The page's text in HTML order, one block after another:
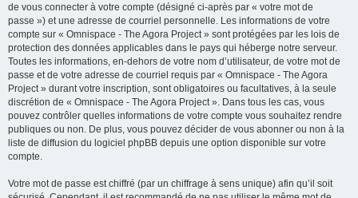
de vous connecter à votre compte (désigné ci-après par « votre mot de
passe ») et une adresse de courriel personnelle. Les informations de votre
compte sur « Omnispace - The Agora Project » sont protégées par les lois de
protection des données applicables dans le pays qui héberge notre serveur.
Toutes les informations, en-dehors de votre nom d’utilisateur, de votre mot de
passe et de votre adresse de courriel requis par « Omnispace - The Agora
Project » durant votre inscription, sont obligatoires ou facultatives, à la seule
discrétion de « Omnispace - The Agora Project ». Dans tous les cas, vous
pouvez contrôler quelles informations de votre compte vous souhaitez rendre
publiques ou non. De plus, vous pouvez décider de vous abonner ou non à la
liste de diffusion du logiciel phpBB depuis une option disponible sur votre
compte.
Votre mot de passe est chiffré (par un chiffrage à sens unique) afin qu’il soit